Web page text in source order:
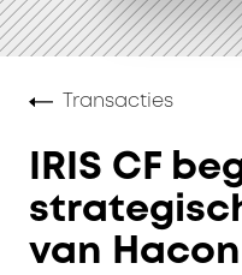
Transacties
IRIS CF
van Hacon